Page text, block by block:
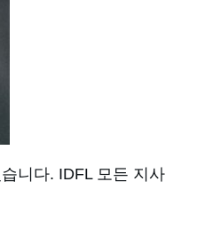
니다. IDFL 모든 지사